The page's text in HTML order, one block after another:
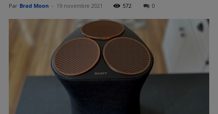
Par Brad Moon - 19 novembre 2021 572 0